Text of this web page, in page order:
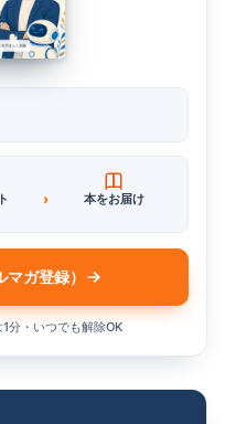
› 本をお届け
ガ登録）
分・いつでも解除OK